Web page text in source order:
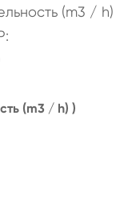
(m3 / h)
(m3 / h) )